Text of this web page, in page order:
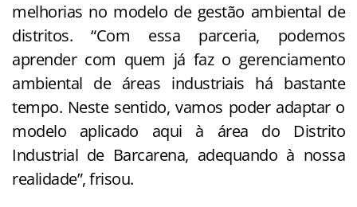
melhorias no modelo de gestão ambiental de
distritos. “Com essa parceria, podemos
aprender com quem já faz o gerenciamento
ambiental de áreas industriais há bastante
tempo. Neste sentido, vamos poder adaptar o
modelo aplicado aqui à área do Distrito
Industrial de Barcarena, adequando à nossa
realidade”, frisou.